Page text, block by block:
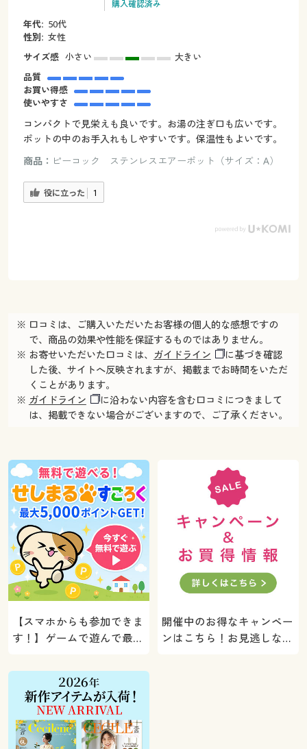
購入確認済み
年代: 50代
性別: 女性
サイズ感 小さい
大きい
品質
お買い得感
使いやすさ
コンパクトで見栄えも良いです。お湯の注ぎ口も広いです。
ポットの中のお手入れもしやすいです。保温性もよいです。
商品： ピーコック ステンレスエアーポット（サイズ：A）
役に立った 1
※ 口コミは、ご購入いただいたお客様の個人的な感想ですの
で、商品の効果や性能を保証するものではありません。
※ お寄せいただいた口コミは、 ガイドライン
に基づき確認
した後、サイトへ反映されますが、掲載までお時間をいただ
くことがあります。
※ ガイドライン
に沿わない内容を含む口コミにつきまして
は、掲載できない場合がございますので、ご了承ください。
【スマホからも参加できま
す！】ゲームで遊んで最大
ト！
開催中のお得なキャンペー
ンはこちら！お見逃しな